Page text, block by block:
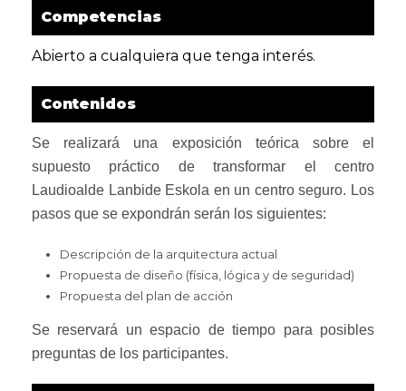
Competencias
Abierto a cualquiera que tenga interés.
Contenidos
Se realizará una exposición teórica sobre el
supuesto práctico de transformar el centro
Laudioalde Lanbide Eskola en un centro seguro. Los
pasos que se expondrán serán los siguientes:
Descripción de la arquitectura actual
Propuesta de diseño (física, lógica y de seguridad)
Propuesta del plan de acción
Se reservará un espacio de tiempo para posibles
preguntas de los participantes.